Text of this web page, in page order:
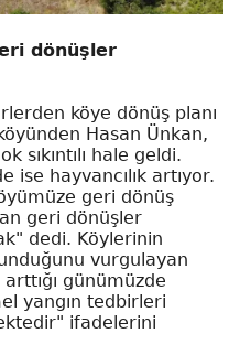
dönüşler
köye dönüş planı
Hasan Ünkan,
sıkıntılı hale geldi.
ise hayvancılık artıyor.
geri dönüş
an geri dönüşler
dedi. Köylerinin
vurgulayan
günümüzde
yangın tedbirleri
ifadelerini